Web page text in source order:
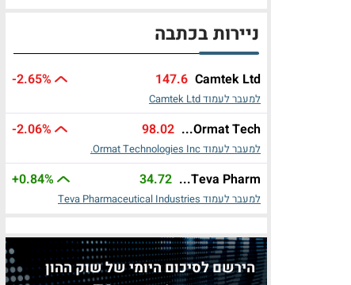
ניירות בכתבה
Camtek Ltd
147.6
-2.65%
למעבר לעמוד Camtek Ltd
Ormat Tech...
98.02
-2.06%
למעבר לעמוד Ormat Technologies Inc.
Teva Pharm...
34.72
+0.84%
למעבר לעמוד Teva Pharmaceutical Industries
הירשם לסיכום היומי של שוק ההון